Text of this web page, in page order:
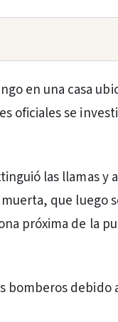
en una casa
oficiales se
las llamas y
que luego
próxima de la
bomberos debido